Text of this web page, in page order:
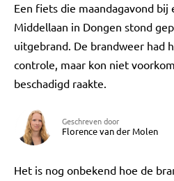
Een fiets die maandagavond bij
Middellaan in Dongen stond
uitgebrand. De brandweer had
controle, maar kon niet
beschadigd raakte.
Geschreven door
Florence van der Molen
Het is nog onbekend hoe de